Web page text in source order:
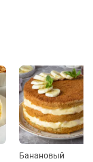
Банановый